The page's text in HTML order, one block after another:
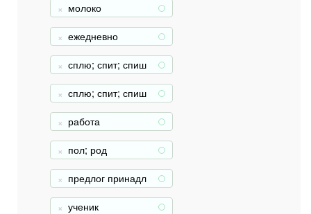
молоко +
ежедневно +
сплю; спит; спиш
ь (муж.)
+
сплю; спит; спиш
ь (жен.)
+
работа +
пол; род +
предлог принадл
ежности
+
ученик +